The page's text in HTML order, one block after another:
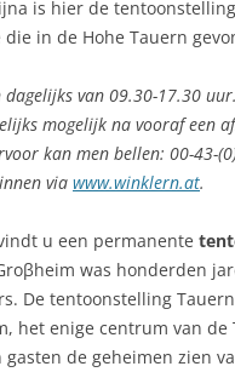
is hier de
die in de Hohe Tauern
dagelijks van 09.30-17.30
mogelijk na vooraf een
kan men bellen: 00-43-
via www.winklern.at.
u een permanente
was honderden
De tentoonstelling
het enige centrum van de
gasten de geheimen zien